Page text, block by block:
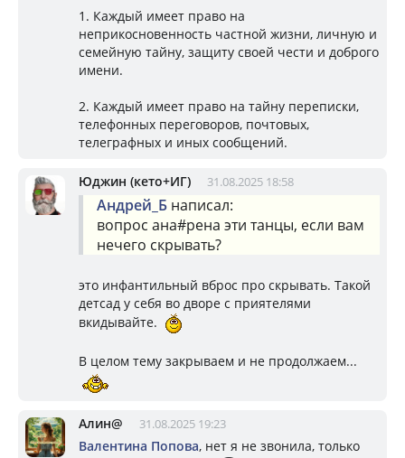
1. Каждый имеет право на
неприкосновенность частной жизни, личную и
семейную тайну, защиту своей чести и доброго
имени.
2. Каждый имеет право на тайну переписки,
телефонных переговоров, почтовых,
телеграфных и иных сообщений.
Юджин (кето+ИГ) 31.08.2025 18:58
Андрей_Б написал:
вопрос ана#рена эти танцы, если вам
нечего скрывать?
это инфантильный вброс про скрывать. Такой
детсад у себя во дворе с приятелями
вкидывайте.
В целом тему закрываем и не продолжаем...
Алин@ 31.08.2025 19:23
Валентина Попова, нет я не звонила, только